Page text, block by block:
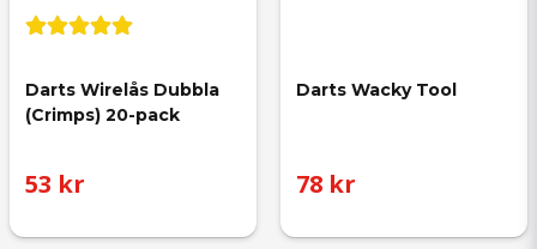
Darts Wirelås Dubbla
(Crimps) 20-pack
53 kr
Darts Wacky Tool
78 kr